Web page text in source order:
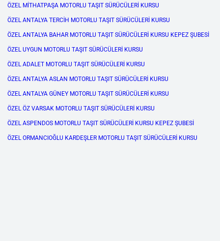
ÖZEL MİTHATPAŞA MOTORLU TAŞIT SÜRÜCÜLERİ KURSU
ÖZEL ANTALYA TERCİH MOTORLU TAŞIT SÜRÜCÜLERİ KURSU
ÖZEL ANTALYA BAHAR MOTORLU TAŞIT SÜRÜCÜLERİ KURSU KEPEZ ŞUBESİ
ÖZEL UYGUN MOTORLU TAŞIT SÜRÜCÜLERİ KURSU
ÖZEL ADALET MOTORLU TAŞIT SÜRÜCÜLERİ KURSU
ÖZEL ANTALYA ASLAN MOTORLU TAŞIT SÜRÜCÜLERİ KURSU
ÖZEL ANTALYA GÜNEY MOTORLU TAŞIT SÜRÜCÜLERİ KURSU
ÖZEL ÖZ VARSAK MOTORLU TAŞIT SÜRÜCÜLERİ KURSU
ÖZEL ASPENDOS MOTORLU TAŞIT SÜRÜCÜLERİ KURSU KEPEZ ŞUBESİ
ÖZEL ORMANCIOĞLU KARDEŞLER MOTORLU TAŞIT SÜRÜCÜLERİ KURSU